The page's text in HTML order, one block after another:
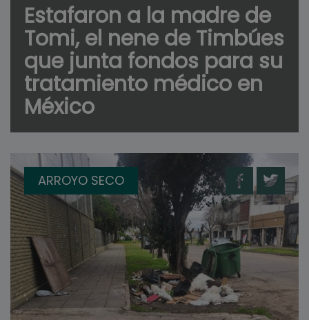
Estafaron a la madre de
Tomi, el nene de Timbúes
que junta fondos para su
tratamiento médico en
México
ARROYO SECO